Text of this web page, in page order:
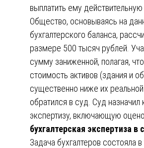
выплатить ему
Общество, основываясь на
бухгалтерского баланса,
размере 500 тысяч рублей.
сумму заниженной, полагая,
стоимость активов (здания и
существенно ниже их
обратился в суд. Суд
экспертизу, включающую
бухгалтерская экспертиза в
Задача бухгалтеров состояла